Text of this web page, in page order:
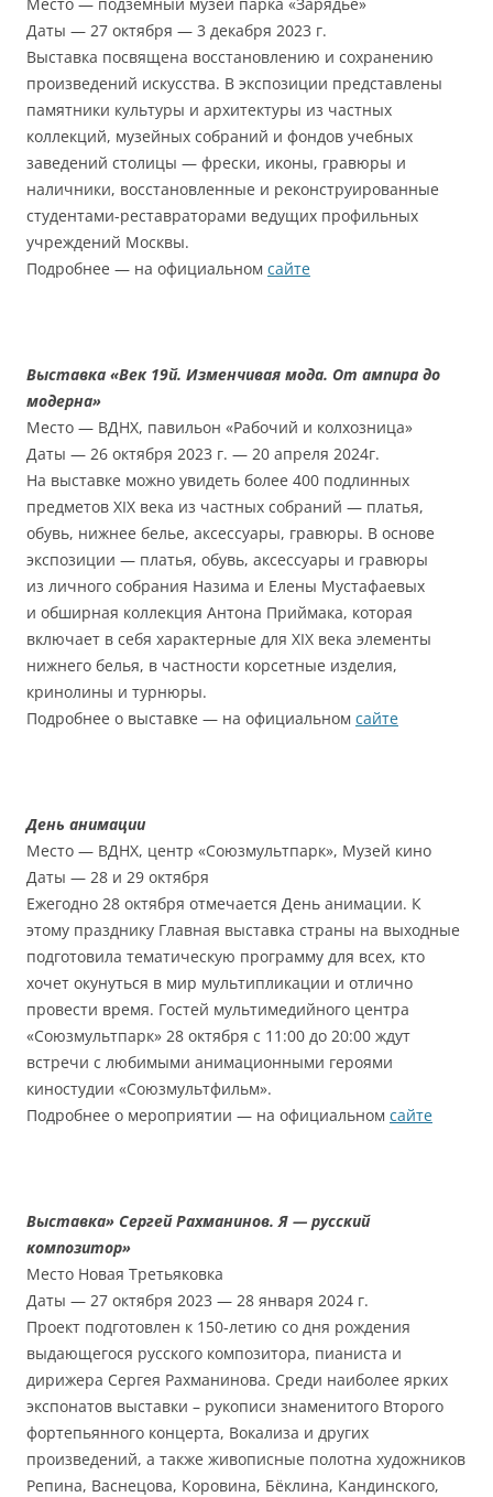
Даты — 27 октября — 3 декабря 2023 г.
Выставка посвящена восстановлению и сохранению
произведений искусства. В экспозиции представлены
памятники культуры и архитектуры из частных
коллекций, музейных собраний и фондов учебных
заведений столицы — фрески, иконы, гравюры и
наличники, восстановленные и реконструированные
студентами-реставраторами ведущих профильных
учреждений Москвы.
Подробнее — на официальном сайте
Выставка «Век 19й. Изменчивая мода. От ампира до
модерна»
Место — ВДНХ, павильон «Рабочий и колхозница»
Даты — 26 октября 2023 г. — 20 апреля 2024г.
На выставке можно увидеть более 400 подлинных
предметов XIX века из частных собраний — платья,
обувь, нижнее белье, аксессуары, гравюры. В основе
экспозиции — платья, обувь, аксессуары и гравюры
из личного собрания Назима и Елены Мустафаевых
и обширная коллекция Антона Приймака, которая
включает в себя характерные для XIX века элементы
нижнего белья, в частности корсетные изделия,
кринолины и турнюры.
Подробнее о выставке — на официальном сайте
День анимации
Место — ВДНХ, центр «Союзмультпарк», Музей кино
Даты — 28 и 29 октября
Ежегодно 28 октября отмечается День анимации. К
этому празднику Главная выставка страны на выходные
подготовила тематическую программу для всех, кто
хочет окунуться в мир мультипликации и отлично
провести время. Гостей мультимедийного центра
«Союзмультпарк» 28 октября с 11:00 до 20:00 ждут
встречи с любимыми анимационными героями
киностудии «Союзмультфильм».
Подробнее о мероприятии — на официальном сайте
Выставка» Сергей Рахманинов. Я — русский
композитор»
Место Новая Третьяковка
Даты — 27 октября 2023 — 28 января 2024 г.
Проект подготовлен к 150-летию со дня рождения
выдающегося русского композитора, пианиста и
дирижера Сергея Рахманинова. Среди наиболее ярких
экспонатов выставки – рукописи знаменитого Второго
фортепьянного концерта, Вокализа и других
произведений, а также живописные полотна художников
Репина, Васнецова, Коровина, Бёклина, Кандинского,